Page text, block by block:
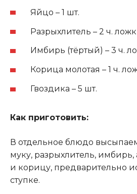
Яйцо – 1 шт.
Разрыхлитель – 2 ч.
Имбирь (тёртый) – 3 ч.
Корица молотая – 1 ч.
Гвоздика – 5 шт.
Как приготовить:
В отдельное блюдо
муку, разрыхлитель, имбирь,
и корицу, предварительно
ступке.